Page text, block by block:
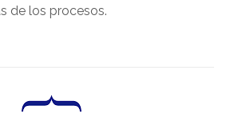
de los procesos.